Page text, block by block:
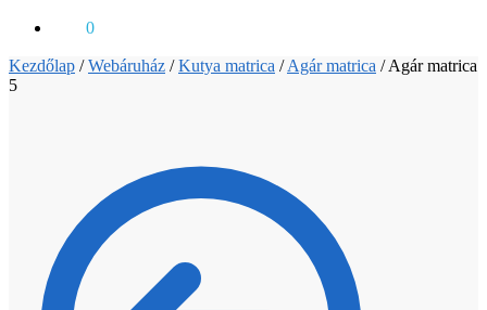
0
Kezdőlap /Webáruház /Kutya matrica /Agár matrica /Agár matrica
5